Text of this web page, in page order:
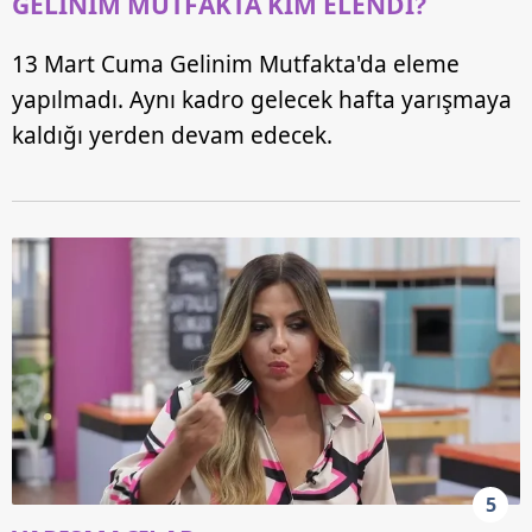
13 Mart Cuma Gelinim Mutfakta'da eleme
yapılmadı. Aynı kadro gelecek hafta yarışmaya
kaldığı yerden devam edecek.
5